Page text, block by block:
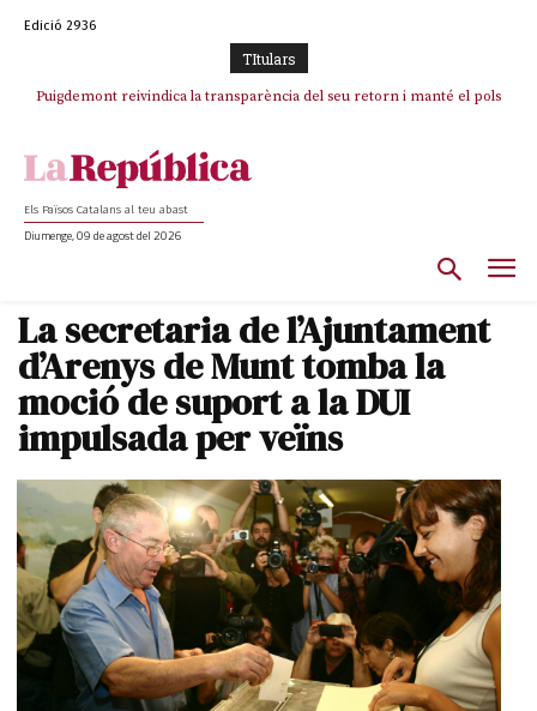
Edició 2936
TItulars
Puigdemont reivindica la transparència del seu retorn i manté el pols
Els Països Catalans al teu abast
Diumenge, 09 de agost del 2026
La secretaria de l’Ajuntament
d’Arenys de Munt tomba la
moció de suport a la DUI
impulsada per veïns